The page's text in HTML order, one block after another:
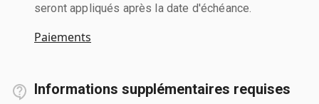
seront appliqués après la date d'échéance.
Paiements
Informations supplémentaires requises